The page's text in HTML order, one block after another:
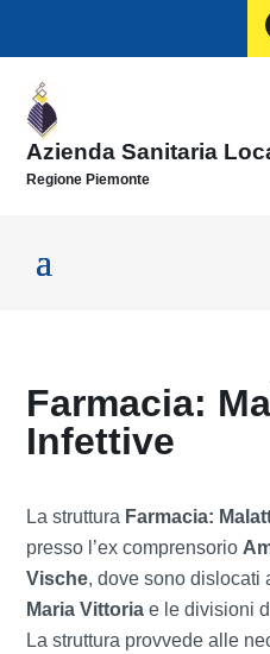
Azienda Sanitaria
Regione Piemonte
Farmacia:
Infettive
La struttura Farmacia:
presso l’ex comprensorio
Vische, dove sono dislocati
Maria Vittoria e le divisioni
La struttura provvede alle